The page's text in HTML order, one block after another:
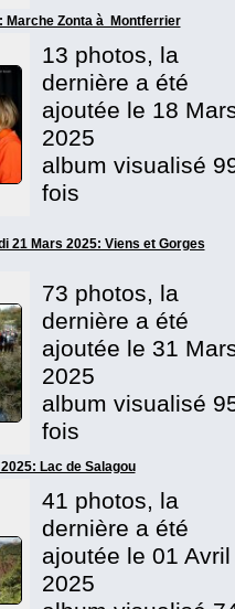
Marche Zonta à Montferrier
13 photos, la
dernière a été
ajoutée le 18
2025
album visualisé
fois
21 Mars 2025: Viens et Gorges
73 photos, la
dernière a été
ajoutée le 31
2025
album visualisé
fois
Lac de Salagou
41 photos, la
dernière a été
ajoutée le 01 Avril
2025